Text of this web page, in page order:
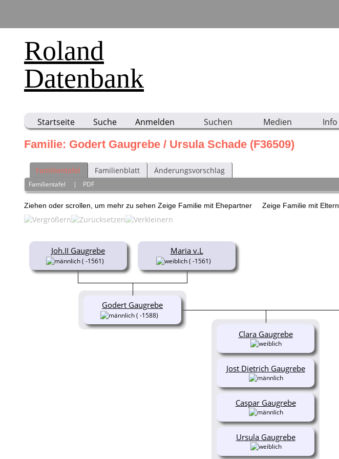
Roland
Datenbank
Startseite Suche Anmelden Suchen Medien Info
Familie: Godert Gaugrebe / Ursula Schade (F36509)
Familientafel Familienblatt Änderungsvorschlag
Familientafel | PDF
Ziehen oder scrollen, um mehr zu sehen Zeige Familie mit Ehepartner Zeige Familie mit Eltern
Joh.II Gaugrebe
( -1561)
Maria v.L
( -1561)
Godert Gaugrebe
( -1588)
Clara Gaugrebe
Jost Dietrich Gaugrebe
Caspar Gaugrebe
Ursula Gaugrebe